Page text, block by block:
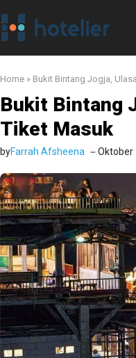
Home » Bukit Bintang Jogja,
Bukit Bintang
Tiket Masuk
byFarrah Afsheena Oktober